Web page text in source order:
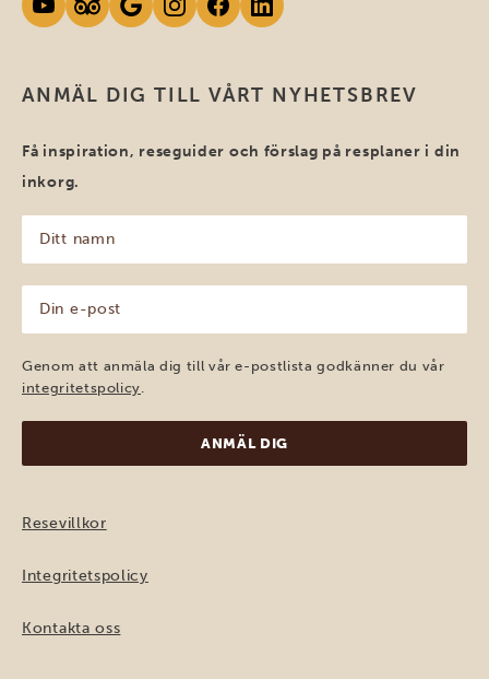
ANMÄL DIG TILL VÅRT NYHETSBREV
Få inspiration, reseguider och förslag på resplaner i din
inkorg.
namn
(Obligatoriskt)
post
(Obligatoriskt)
Genom att anmäla dig till vår e-postlista godkänner du vår
integritetspolicy.
Resevillkor
Integritetspolicy
Kontakta oss